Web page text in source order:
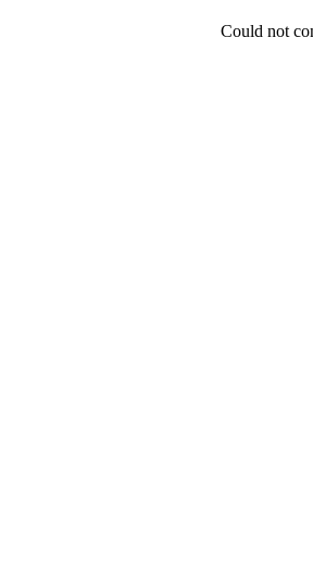
Could not